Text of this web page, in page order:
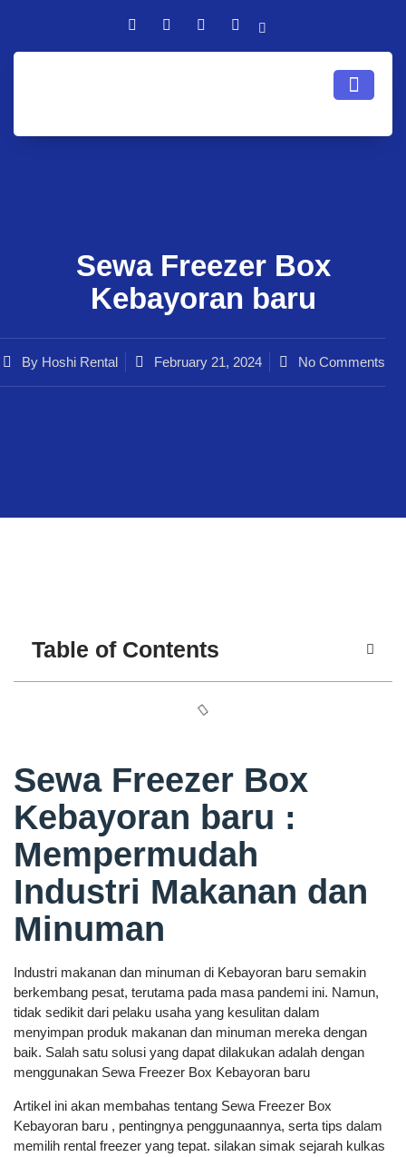
Sewa Freezer Box
Kebayoran baru
By Hoshi Rental February 21, 2024 No Comments
Table of Contents
Sewa Freezer Box
Kebayoran baru :
Mempermudah
Industri Makanan dan
Minuman
Industri makanan dan minuman di Kebayoran baru semakin
berkembang pesat, terutama pada masa pandemi ini. Namun,
tidak sedikit dari pelaku usaha yang kesulitan dalam
menyimpan produk makanan dan minuman mereka dengan
baik. Salah satu solusi yang dapat dilakukan adalah dengan
menggunakan Sewa Freezer Box Kebayoran baru
Artikel ini akan membahas tentang Sewa Freezer Box
Kebayoran baru , pentingnya penggunaannya, serta tips dalam
memilih rental freezer yang tepat. silakan simak sejarah kulkas